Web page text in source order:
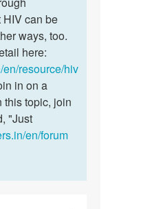
HIV can be
ways, too.
here:
en/resource/hiv
in on a
this topic, join
"Just
en/forum